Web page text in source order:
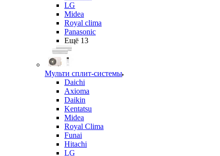
LG
Midea
Royal clima
Panasonic
Ещё 13
Мульти сплит-системы
Daichi
Axioma
Daikin
Kentatsu
Midea
Royal Clima
Funai
Hitachi
LG